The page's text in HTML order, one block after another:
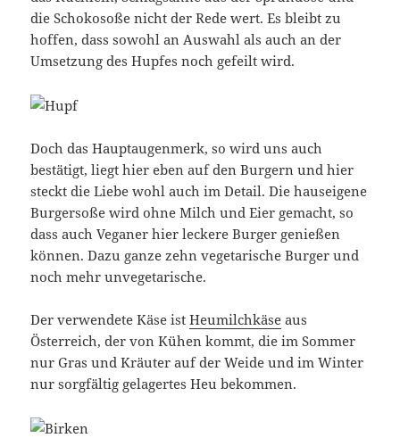
die Schokosoße nicht der Rede wert. Es bleibt zu
hoffen, dass sowohl an Auswahl als auch an der
Umsetzung des Hupfes noch gefeilt wird.
Doch das Hauptaugenmerk, so wird uns auch
bestätigt, liegt hier eben auf den Burgern und hier
steckt die Liebe wohl auch im Detail. Die hauseigene
Burgersoße wird ohne Milch und Eier gemacht, so
dass auch Veganer hier leckere Burger genießen
können. Dazu ganze zehn vegetarische Burger und
noch mehr unvegetarische.
Der verwendete Käse istHeumilchkäse aus
Österreich, der von Kühen kommt, die im Sommer
nur Gras und Kräuter auf der Weide und im Winter
nur sorgfältig gelagertes Heu bekommen.